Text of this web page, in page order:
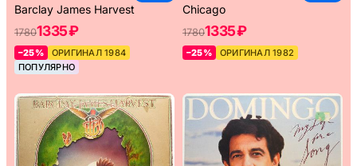
Barclay James Harvest
17801335 ₽
–25%
ОРИГИНАЛ 1984
ПОПУЛЯРНО
Chicago
17801335 ₽
–25% ОРИГИНАЛ 1982